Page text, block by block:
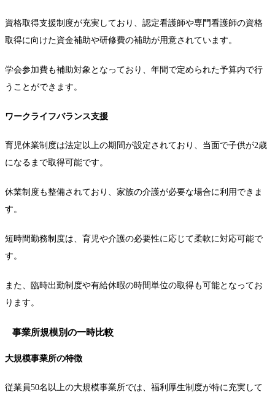
資格取得支援制度が充実しており、認定看護師や専門看護師の資格
取得に向けた資金補助や研修費の補助が用意されています。
学会参加費も補助対象となっており、年間で定められた予算内で行
うことができます。
ワークライフバランス支援
育児休業制度は法定以上の期間が設定されており、当面で子供が2歳
になるまで取得可能です。
休業制度も整備されており、家族の介護が必要な場合に利用できま
す。
短時間勤務制度は、育児や介護の必要性に応じて柔軟に対応可能で
す。
また、臨時出勤制度や有給休暇の時間単位の取得も可能となってお
ります。
事業所規模別の一時比較
大規模事業所の特徴
従業員50名以上の大規模事業所では、福利厚生制度が特に充実して